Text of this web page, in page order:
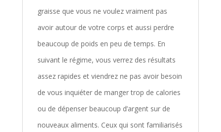
graisse que vous ne voulez vraiment pas
avoir autour de votre corps et aussi perdre
beaucoup de poids en peu de temps. En
suivant le régime, vous verrez des résultats
assez rapides et viendrez ne pas avoir besoin
de vous inquiéter de manger trop de calories
ou de dépenser beaucoup d’argent sur de
nouveaux aliments. Ceux qui sont familiarisés